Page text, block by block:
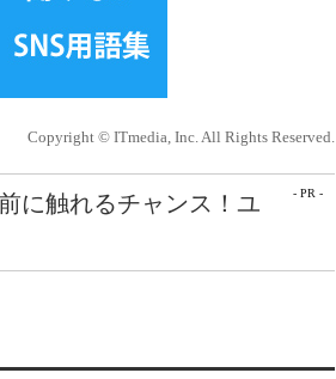
Copyright © ITmedia, Inc. All Rights Reserved.
- PR -
に触れるチャンス！ユ